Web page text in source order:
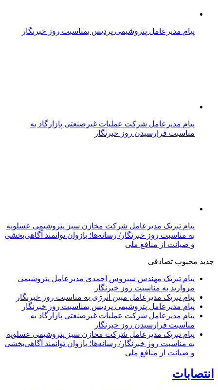
پیام مدیرعامل پتروشیمی پردیس بمناسبت روز خبرنگار
پیام مدیرعامل شرکت عملیات غیرصنعتی پازارگاد به
مناسبت فرارسیدن روز خبرنگار
پیام تبریک مدیرعامل شرکت مخازن سبز پتروشیمی عسلویه
به مناسبت روز خبرنگار/ رسانه‌ها؛ بازوان توانمند آگاهی‌بخشی
و صیانت از منافع ملی
جدید محبوب تصادفی
پیام تبریک مهندس سیروس احمدی مدیرعامل پتروشیمی
مروارید به مناسبت روز خبرنگار
پیام تبریک مدیرعامل مبین انرژی به مناسبت روز خبرنگار
پیام مدیرعامل پتروشیمی پردیس بمناسبت روز خبرنگار
پیام مدیرعامل شرکت عملیات غیرصنعتی پازارگاد به
مناسبت فرارسیدن روز خبرنگار
پیام تبریک مدیرعامل شرکت مخازن سبز پتروشیمی عسلویه
به مناسبت روز خبرنگار/ رسانه‌ها؛ بازوان توانمند آگاهی‌بخشی
و صیانت از منافع ملی
انتصابات